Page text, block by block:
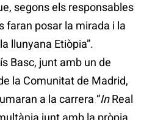
segons els responsables
faran posar la mirada i la
llunyana Etiòpia”.
Basc, junt amb un de
la Comunitat de Madrid,
a la carrera “InReal
junt amb la pròpia